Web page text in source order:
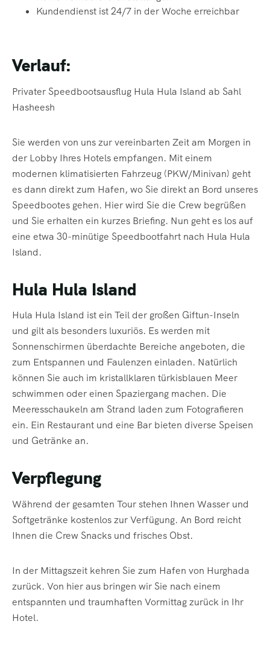
Kundendienst ist 24/7 in der Woche erreichbar
Verlauf:
Privater Speedbootsausflug Hula Hula Island ab Sahl
Hasheesh
Sie werden von uns zur vereinbarten Zeit am Morgen in
der Lobby Ihres Hotels empfangen. Mit einem
modernen klimatisierten Fahrzeug (PKW/Minivan) geht
es dann direkt zum Hafen, wo Sie direkt an Bord unseres
Speedbootes gehen. Hier wird Sie die Crew begrüßen
und Sie erhalten ein kurzes Briefing. Nun geht es los auf
eine etwa 30-minütige Speedbootfahrt nach Hula Hula
Island.
Hula Hula Island
Hula Hula Island ist ein Teil der großen Giftun-Inseln
und gilt als besonders luxuriös. Es werden mit
Sonnenschirmen überdachte Bereiche angeboten, die
zum Entspannen und Faulenzen einladen. Natürlich
können Sie auch im kristallklaren türkisblauen Meer
schwimmen oder einen Spaziergang machen. Die
Meeresschaukeln am Strand laden zum Fotografieren
ein. Ein Restaurant und eine Bar bieten diverse Speisen
und Getränke an.
Verpflegung
Während der gesamten Tour stehen Ihnen Wasser und
Softgetränke kostenlos zur Verfügung. An Bord reicht
Ihnen die Crew Snacks und frisches Obst.
In der Mittagszeit kehren Sie zum Hafen von Hurghada
zurück. Von hier aus bringen wir Sie nach einem
entspannten und traumhaften Vormittag zurück in Ihr
Hotel.